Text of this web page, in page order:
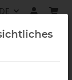
DE